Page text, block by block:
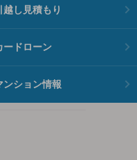
越し見積もり
ードローン
ンション情報